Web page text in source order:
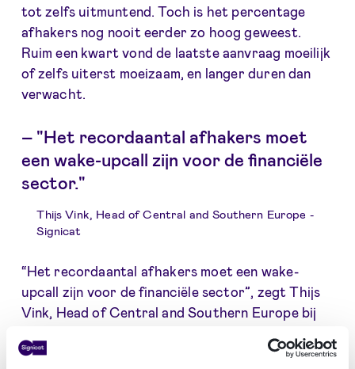
tot zelfs uitmuntend. Toch is het percentage
afhakers nog nooit eerder zo hoog geweest.
Ruim een kwart vond de laatste aanvraag moeilijk
of zelfs uiterst moeizaam, en langer duren dan
verwacht.
– "Het recordaantal afhakers moet
een wake-upcall zijn voor de financiële
sector."
Thijs Vink, Head of Central and Southern Europe -
Signicat
“Het recordaantal afhakers moet een wake-
upcall zijn voor de financiële sector”, zegt Thijs
Vink, Head of Central and Southern Europe bij
voldoen aan strenge regels rondom Know Your